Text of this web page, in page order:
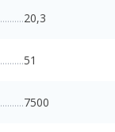
20,3
51
7500